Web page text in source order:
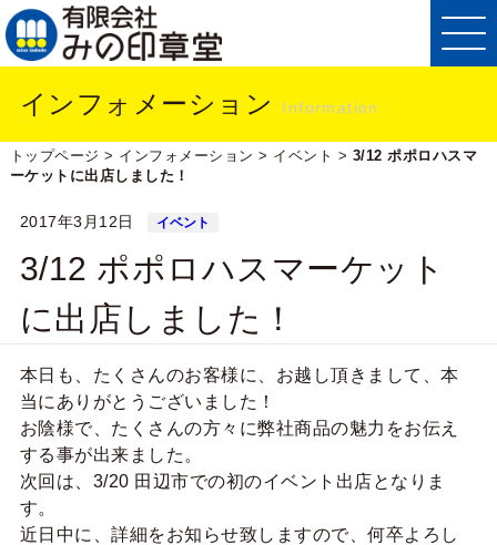
インフォメーション Information
トップページ > インフォメーション > イベント > 3/12 ポポロハスマ
ーケットに出店しました！
2017年3月12日 イベント
3/12 ポポロハスマーケット
に出店しました！
本日も、たくさんのお客様に、お越し頂きまして、本
当にありがとうございました！
お陰様で、たくさんの方々に弊社商品の魅力をお伝え
する事が出来ました。
次回は、3/20 田辺市での初のイベント出店となりま
す。
近日中に、詳細をお知らせ致しますので、何卒よろし